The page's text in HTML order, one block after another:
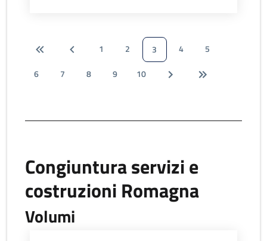
1 2 3 4
5
6
7 8 9 10
Congiuntura servizi e
costruzioni Romagna
Volumi